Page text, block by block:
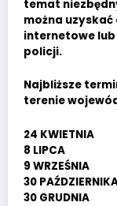
temat
można
internetowe
policji.
Najbliższe
terenie
24 KWIETNIA
8 LIPCA
9 WRZEŚNIA
30
30 GRUDNIA